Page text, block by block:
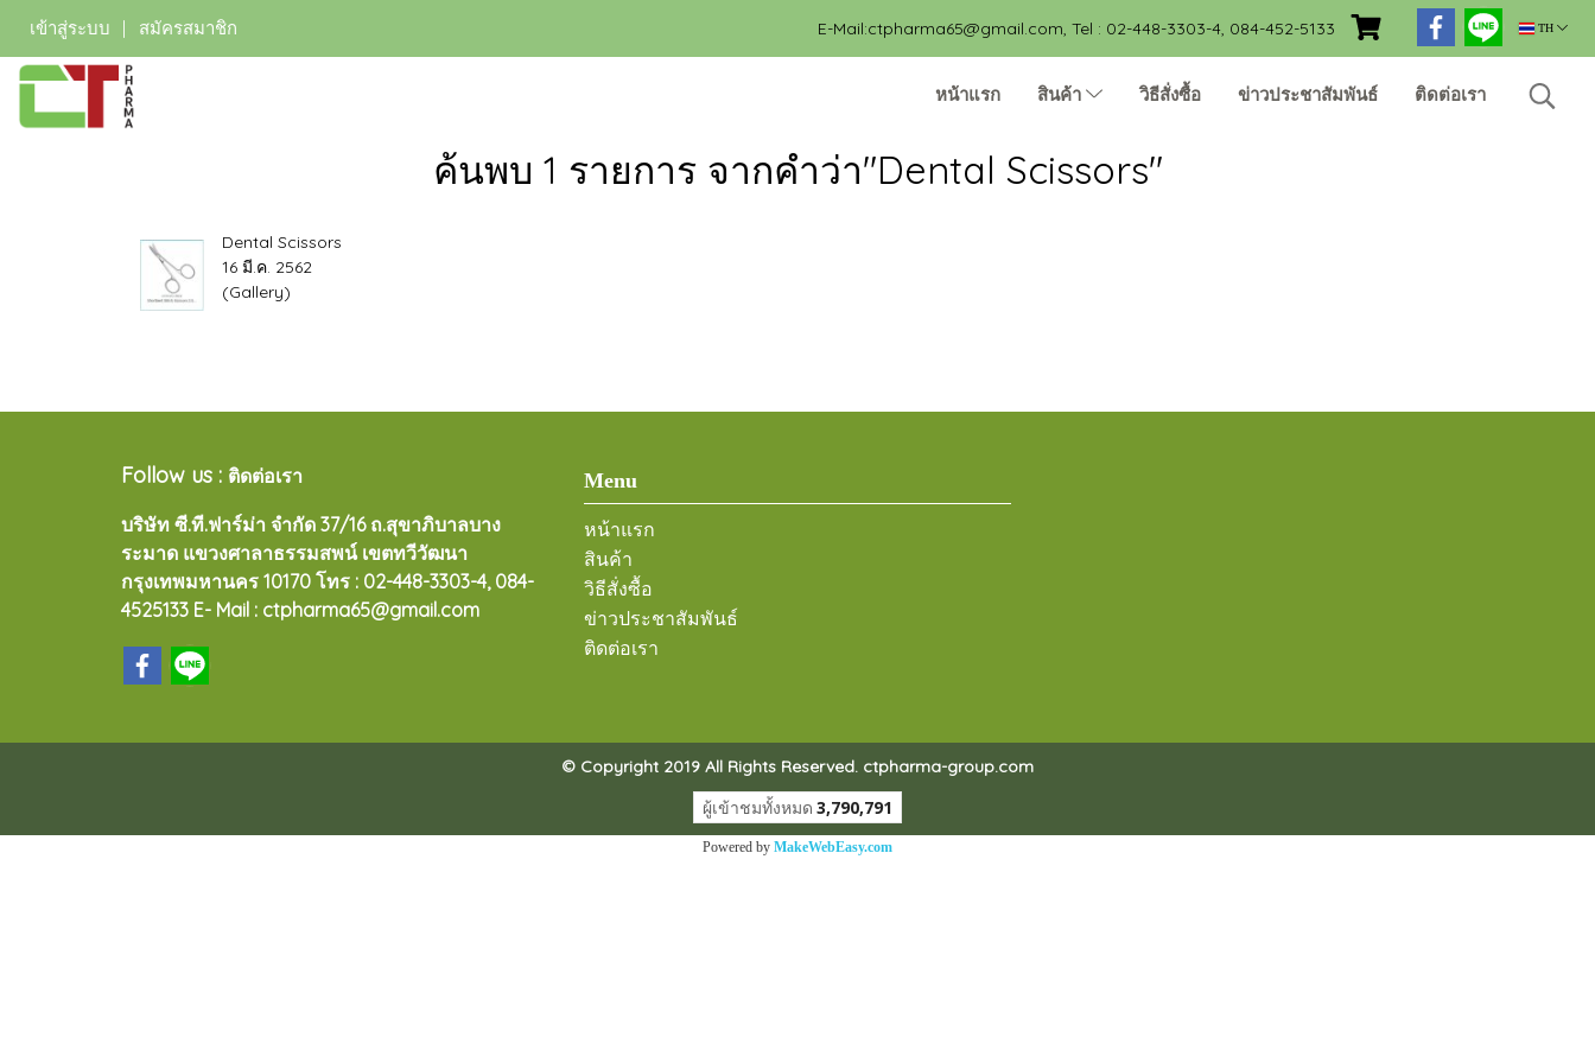
เข้าสู่ระบบ สมัครสมาชิก E-Mail:ctpharma65@gmail.com, Tel : 02-448-3303-4, 084-452-5133 TH
หน้าแรก สินค้า วิธีสั่งซื้อ ข่าวประชาสัมพันธ์ ติดต่อเรา
ค้นพบ 1 รายการ จากคำว่า"Dental Scissors"
Dental Scissors
16 มี.ค. 2562
(Gallery)
Follow us : ติดต่อเรา
บริษัท ซี.ที.ฟาร์ม่า จำกัด 37/16 ถ.สุขาภิบาลบาง
ระมาด แขวงศาลาธรรมสพน์ เขตทวีวัฒนา
กรุงเทพมหานคร 10170 โทร : 02-448-3303-4, 084-
4525133 E- Mail : ctpharma65@gmail.com
Menu
หน้าแรก
สินค้า
วิธีสั่งซื้อ
ข่าวประชาสัมพันธ์
ติดต่อเรา
© Copyright 2019 All Rights Reserved. ctpharma-group.com
ผู้เข้าชมทั้งหมด 3,790,791
Powered by MakeWebEasy.com